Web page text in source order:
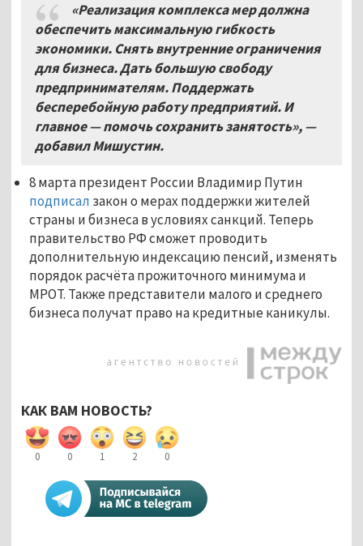
«Реализация комплекса мер должна
обеспечить максимальную гибкость
экономики. Снять внутренние ограничения
для бизнеса. Дать большую свободу
предпринимателям. Поддержать
бесперебойную работу предприятий. И
главное — помочь сохранить занятость», —
добавил Мишустин.
8 марта президент России Владимир Путин
подписал закон о мерах поддержки жителей
страны и бизнеса в условиях санкций. Теперь
правительство РФ сможет проводить
дополнительную индексацию пенсий, изменять
порядок расчёта прожиточного минимума и
МРОТ. Также представители малого и среднего
бизнеса получат право на кредитные каникулы.
КАК ВАМ НОВОСТЬ?
0 0 1 2 0